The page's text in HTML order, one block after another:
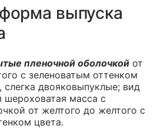
выпуска
пленочной оболочкой от
с зеленоватым оттенком
слегка двояковыпуклые; вид
шероховатая масса с
от желтого до желтого с
цвета.